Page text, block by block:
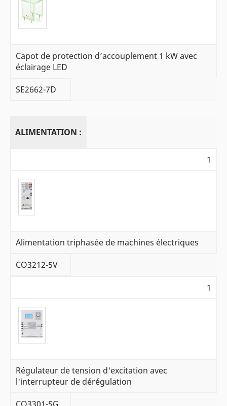
Capot de protection d’accouplement 1 kW avec
éclairage LED
SE2662-7D
ALIMENTATION :
1
Alimentation triphasée de machines électriques
CO3212-5V
1
Régulateur de tension d'excitation avec
l'interrupteur de dérégulation